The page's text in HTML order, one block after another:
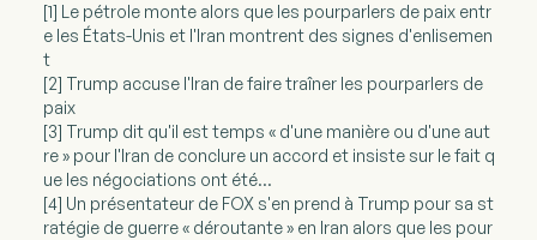
[1] Le pétrole monte alors que les pourparlers de paix entr
e les États-Unis et l'Iran montrent des signes d'enlisemen
t
[2] Trump accuse l'Iran de faire traîner les pourparlers de
paix
[3] Trump dit qu'il est temps « d'une manière ou d'une aut
re » pour l'Iran de conclure un accord et insiste sur le fait q
ue les négociations ont été...
[4] Un présentateur de FOX s'en prend à Trump pour sa st
ratégie de guerre « déroutante » en Iran alors que les pour